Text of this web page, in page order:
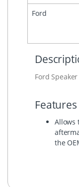
Ford
Ford
Allows
the